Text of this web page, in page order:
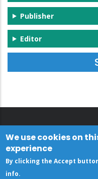
Publisher
Editor
We use cookies on
experience
By clicking the Accept
info.